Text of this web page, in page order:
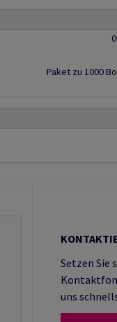
Paket zu 1000
Setzen Sie
uns